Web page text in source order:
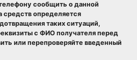
сообщить о данной
средств определяется
таких ситуаций,
с ФИО получателя перед
или перепроверяйте введенный